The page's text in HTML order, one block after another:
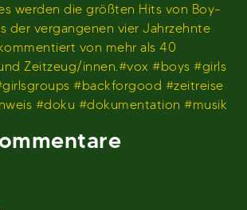
werden die größten Hits von Boy-
der vergangenen vier Jahrzehnte
von mehr als 40
Zeitzeug/innen.#vox #boys #girls
#backforgood #zeitreise
#doku #dokumentation #musik